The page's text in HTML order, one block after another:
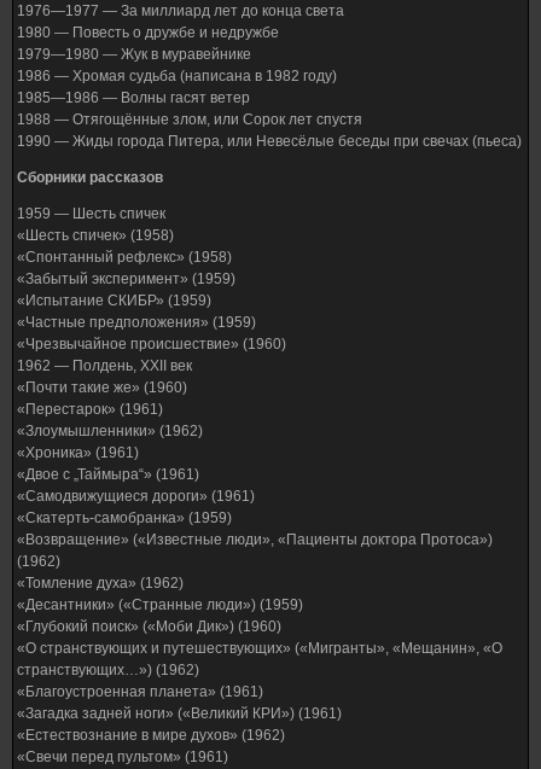
1976—1977 — За миллиард лет до конца света
1980 — Повесть о дружбе и недружбе
1979—1980 — Жук в муравейнике
1986 — Хромая судьба (написана в 1982 году)
1985—1986 — Волны гасят ветер
1988 — Отягощённые злом, или Сорок лет спустя
1990 — Жиды города Питера, или Невесёлые беседы при свечах (пьеса)
Сборники рассказов
1959 — Шесть спичек
«Шесть спичек» (1958)
«Спонтанный рефлекс» (1958)
«Забытый эксперимент» (1959)
«Испытание СКИБР» (1959)
«Частные предположения» (1959)
«Чрезвычайное происшествие» (1960)
1962 — Полдень, XXII век
«Почти такие же» (1960)
«Перестарок» (1961)
«Злоумышленники» (1962)
«Хроника» (1961)
«Двое с „Таймыра“» (1961)
«Самодвижущиеся дороги» (1961)
«Скатерть-самобранка» (1959)
«Возвращение» («Известные люди», «Пациенты доктора Протоса»)
(1962)
«Томление духа» (1962)
«Десантники» («Странные люди») (1959)
«Глубокий поиск» («Моби Дик») (1960)
«О странствующих и путешествующих» («Мигранты», «Мещанин», «О
странствующих…») (1962)
«Благоустроенная планета» (1961)
«Загадка задней ноги» («Великий КРИ») (1961)
«Естествознание в мире духов» (1962)
«Свечи перед пультом» (1961)